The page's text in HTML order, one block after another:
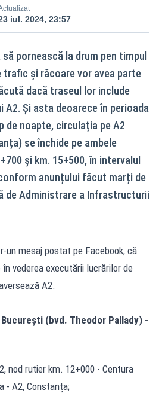
iul. 2024, 23:57
pornească la drum pen timpul
și răcoare vor avea parte
dacă traseul lor include
Și asta deoarece în perioada
de noapte, circulația pe A2
se închide pe ambele
și km. 15+500, în intervalul
anunțului făcut marți de
de Administrare a Infrastructurii
un mesaj postat pe Facebook, că
vederea executării lucrărilor de
A2.
(bvd. Theodor Pallady) -
nod rutier km. 12+000 - Centura
- A2, Constanța;